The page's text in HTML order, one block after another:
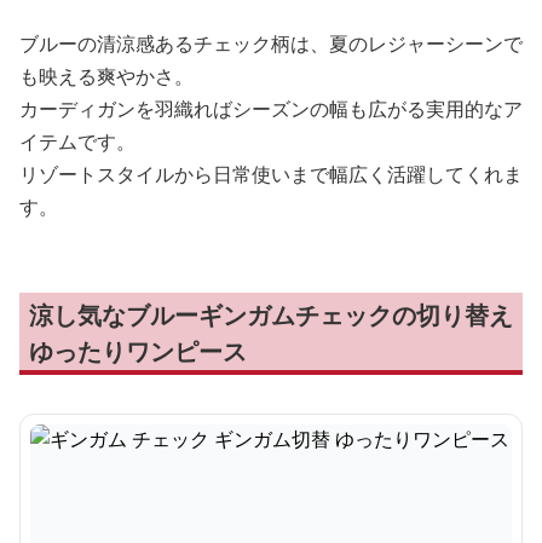
ブルーの清涼感あるチェック柄は、夏のレジャーシーンで
も映える爽やかさ。
カーディガンを羽織ればシーズンの幅も広がる実用的なア
イテムです。
リゾートスタイルから日常使いまで幅広く活躍してくれま
す。
涼し気なブルーギンガムチェックの切り替え
ゆったりワンピース